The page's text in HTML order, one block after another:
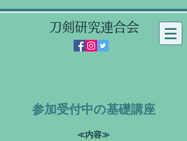
刀剣研究連合会
​参加受付中の基礎講座
≪内容≫